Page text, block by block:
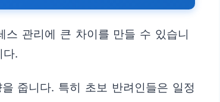
스 관리에 큰 차이를 만들 수 있습니
.
줍니다. 특히 초보 반려인들은 일정